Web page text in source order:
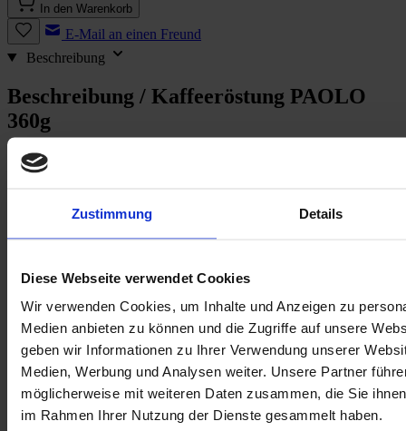
Zustimmung Details
Diese Webseite verwendet Cookies
Wir verwenden Cookies, um Inhalte und Anzeigen zu
Medien anbieten zu können und die Zugriffe auf unsere
geben wir Informationen zu Ihrer Verwendung unserer
Medien, Werbung und Analysen weiter. Unsere Partner
möglicherweise mit weiteren Daten zusammen, die Sie
im Rahmen Ihrer Nutzung der Dienste gesammelt haben.
In den Warenkorb
E-Mail an einen Freund
Beschreibung
Beschreibung / Kaffeeröstung PAOLO
360g
PAOLO
Geschmack:mit kräftig schokoladigen Aromen, nussig, sehr wenig
Säure
Ursprung (nur bei Single Origin): Apaneca, El Salvador
Koffeinstärke: stark
Mahlgrad: ganze Bohne
Zubereitung:Siebträger, Vollautomat, Mokka
Paolo ist ein echter Italiener der Mitte. Dunkel wie wir ihn mögen
aber auch sehr angenehm und zuvorkommend. Poaolo Amore
eben.